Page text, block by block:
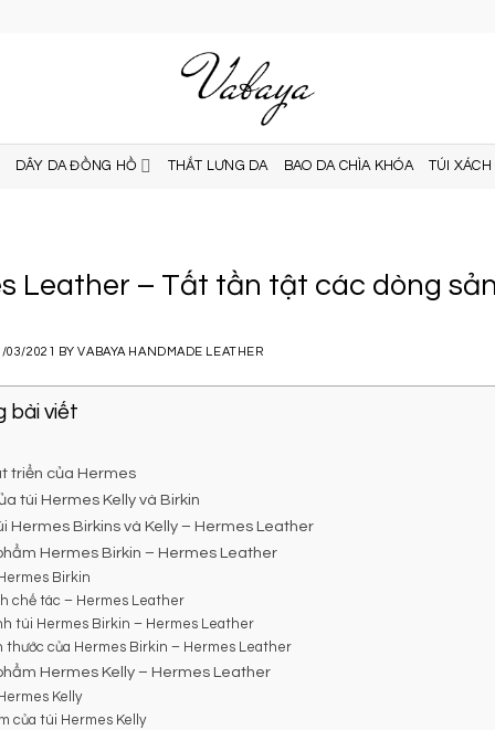
DÂY DA ĐỒNG HỒ THẮT LƯNG DA BAO DA CHÌA KHÓA TÚI XÁCH
Leather – Tất tần tật các dòng
03/2021 BYVABAYA HANDMADE LEATHER
bài viết
triển của Hermes
túi Hermes Kelly và Birkin
Hermes Birkins và Kelly – Hermes Leather
Hermes Birkin – Hermes Leather
Birkin
chế tác – Hermes Leather
túi Hermes Birkin – Hermes Leather
thước của Hermes Birkin – Hermes Leather
Hermes Kelly – Hermes Leather
Kelly
của túi Hermes Kelly